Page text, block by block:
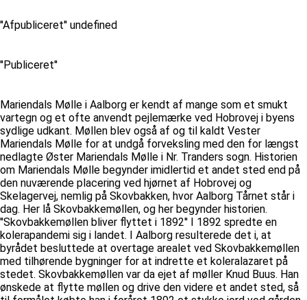
''Afpubliceret'' undefined
''Publiceret''
Mariendals Mølle i Aalborg er kendt af mange som et smukt
vartegn og et ofte anvendt pejlemærke ved Hobrovej i byens
sydlige udkant. Møllen blev også af og til kaldt Vester
Mariendals Mølle for at undgå forveksling med den for længst
nedlagte Øster Mariendals Mølle i Nr. Tranders sogn. Historien
om Mariendals Mølle begynder imidlertid et andet sted end på
den nuværende placering ved hjørnet af Hobrovej og
Skelagervej, nemlig på Skovbakken, hvor Aalborg Tårnet står i
dag. Her lå Skovbakkemøllen, og her begynder historien.
''Skovbakkemøllen bliver flyttet i 1892'' I 1892 spredte en
kolerapandemi sig i landet. I Aalborg resulterede det i, at
byrådet besluttede at overtage arealet ved Skovbakkemøllen
med tilhørende bygninger for at indrette et koleralazaret på
stedet. Skovbakkemøllen var da ejet af møller Knud Buus. Han
ønskede at flytte møllen og drive den videre et andet sted, så